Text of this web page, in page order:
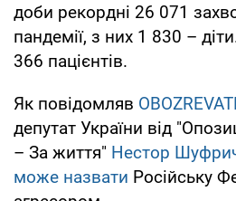
доби рекордні 26 071
пандемії, з них 1 830 –
366 пацієнтів.
Як повідомляв
депутат України від
– За життя" Нестор
може назвати Російську